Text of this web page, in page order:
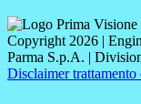
Copyright 2026 |
Parma S.p.A. |
Disclaimer trattamento